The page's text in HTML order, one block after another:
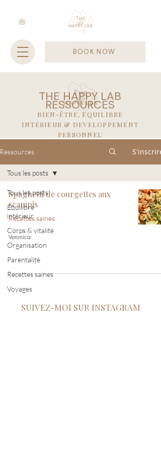
BOOK NOW
THE HAPPY LAB
RESSOURCES
BIEN-ÊTRE, EQUILIBRE
INTERIEUR & DEVELOPPEMENT
PERSONNEL
Ressources S'inscrire
Tous les posts
Equilibre
intérieur
Corps & vitalité
Organisation
Parentalité
Recettes saines
Voyages
Tous les posts
Spaghetti de courgettes aux
scampis
Recettes saines
Veronica
SUIVEZ-MOI SUR INSTAGRAM